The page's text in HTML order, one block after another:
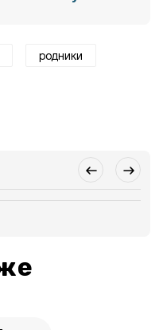
родники